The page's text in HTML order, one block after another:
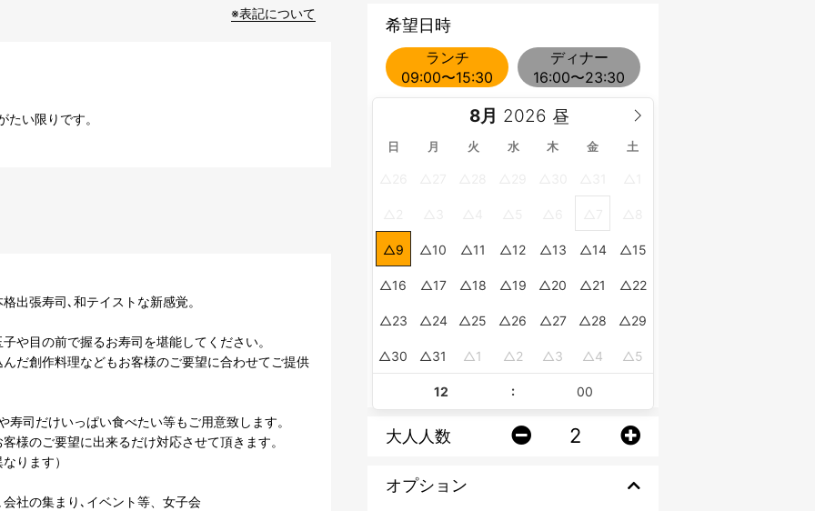
※表記について
い限りです。
出張寿司､和テイストな新感覚。
や目の前で握るお寿司を堪能してください。
だ創作料理などもお客様のご要望に合わせてご提供
寿司だけいっぱい食べたい等もご用意致します。
様のご要望に出来るだけ対応させて頂きます。
ります）
社の集まり､イベント等、女子会
希望日時
ランチ
09:00〜15:30
ディナー
16:00〜23:30
8月
日 月 火 水 木 金 土
9 10 11 12 13 14 15
16 17 18 19 20 21 22
23 24 25 26 27 28 29
30 31 1 2 3 4 5
:
大人人数
オプション